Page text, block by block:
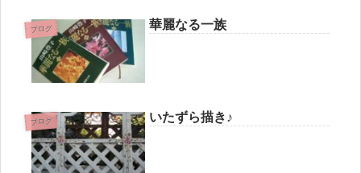
ブログ 華麗なる一族
ブログ いたずら描き♪